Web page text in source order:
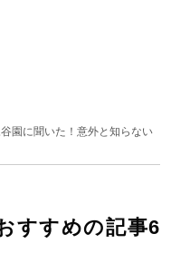
園に聞いた！意外と知らない
すすめの記事6